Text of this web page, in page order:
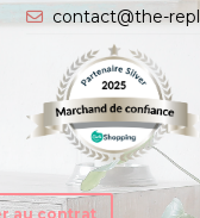
contact@the-
au contrat